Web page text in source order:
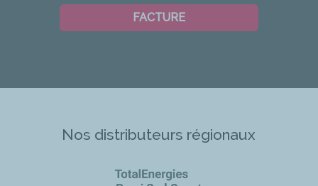
FACTURE
Nos distributeurs régionaux